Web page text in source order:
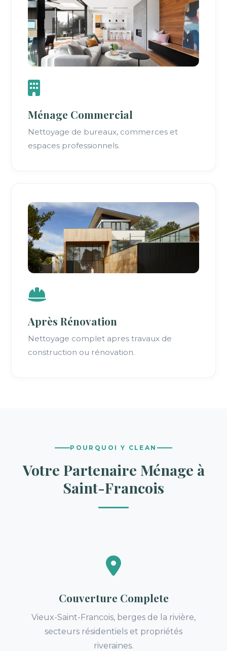
Ménage Commercial
Nettoyage de bureaux, commerces et
espaces professionnels.
Après Rénovation
Nettoyage complet apres travaux de
construction ou rénovation.
POURQUOI Y CLEAN
Votre Partenaire Ménage à
Saint-Francois
Couverture Complete
Vieux-Saint-Francois, berges de la rivière,
secteurs résidentiels et propriétés
riveraines.